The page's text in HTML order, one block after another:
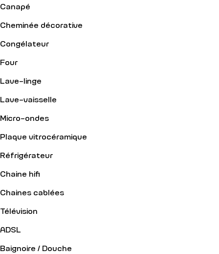
Canapé
Cheminée décorative
Congélateur
Four
Lave-linge
Lave-vaisselle
Micro-ondes
Plaque vitrocéramique
Réfrigérateur
Chaine hifi
Chaines cablées
Télévision
ADSL
Baignoire / Douche